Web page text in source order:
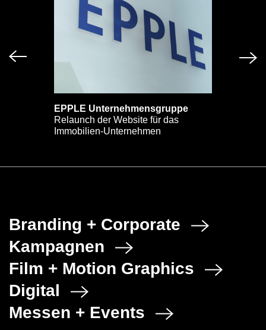
EPPLE Unternehmensgruppe
Relaunch der Website für das
Immobilien-Unternehmen
Branding + Corporate
Kampagnen
Film + Motion Graphics
Digital
Messen + Events